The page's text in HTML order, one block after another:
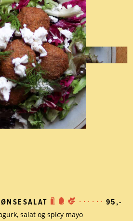
salat og spicy mayo
95,-